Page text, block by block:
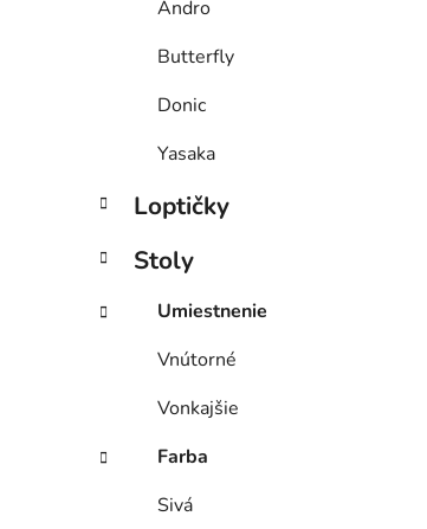
Andro
Butterfly
Donic
Yasaka
Loptičky
Stoly
Umiestnenie
Vnútorné
Vonkajšie
Farba
Sivá